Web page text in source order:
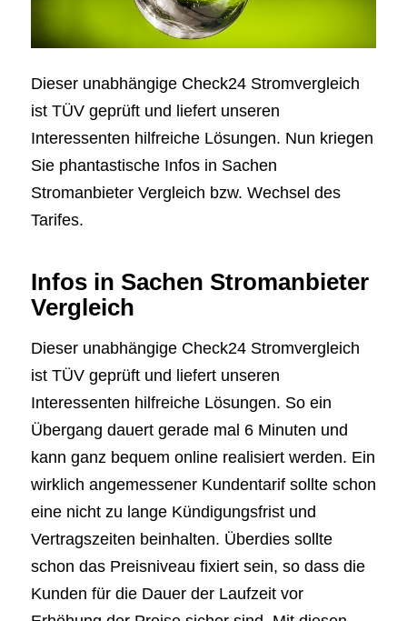
Dieser unabhängige Check24 Stromvergleich
ist TÜV geprüft und liefert unseren
Interessenten hilfreiche Lösungen. Nun kriegen
Sie phantastische Infos in Sachen
Stromanbieter Vergleich bzw. Wechsel des
Tarifes.
Infos in Sachen Stromanbieter
Vergleich
Dieser unabhängige Check24 Stromvergleich
ist TÜV geprüft und liefert unseren
Interessenten hilfreiche Lösungen. So ein
Übergang dauert gerade mal 6 Minuten und
kann ganz bequem online realisiert werden. Ein
wirklich angemessener Kundentarif sollte schon
eine nicht zu lange Kündigungsfrist und
Vertragszeiten beinhalten. Überdies sollte
schon das Preisniveau fixiert sein, so dass die
Kunden für die Dauer der Laufzeit vor